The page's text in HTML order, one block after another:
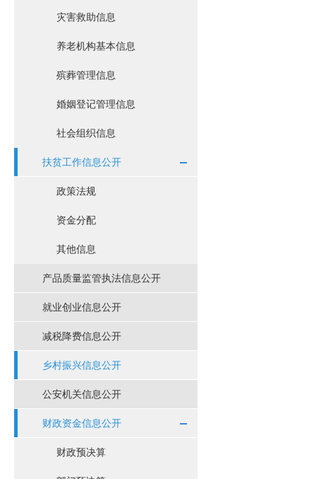
灾害救助信息
养老机构基本信息
殡葬管理信息
婚姻登记管理信息
社会组织信息
扶贫工作信息公开
政策法规
资金分配
其他信息
产品质量监管执法信息公开
就业创业信息公开
减税降费信息公开
乡村振兴信息公开
公安机关信息公开
财政资金信息公开
财政预决算